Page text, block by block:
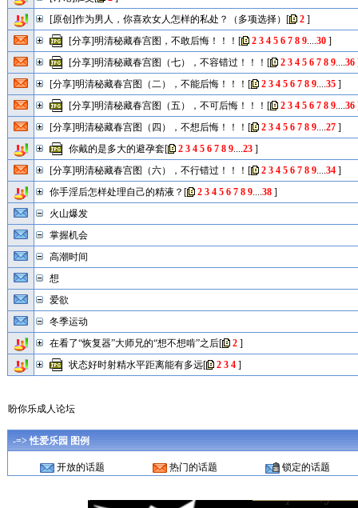
[原创]作为男人，你喜欢女人怎样的私处？（多项选择） [ 2]
[分享]明清秘藏春宫图，不敢后悔！！！ [ 2 3 4 5 6 7 8 9....30]
[分享]明清秘藏春宫图（七），不容错过！！！ [ 2 3 4 5 6 7 8 9....36
[分享]明清秘藏春宫图（二），不能后悔！！！ [ 2 3 4 5 6 7 8 9....35]
[分享]明清秘藏春宫图（五），不可后悔！！！ [ 2 3 4 5 6 7 8 9....36
[分享]明清秘藏春宫图（四），不想后悔！！！ [ 2 3 4 5 6 7 8 9....27]
你戴的是多大的避孕套[ 2 3 4 5 6 7 8 9....23]
[分享]明清秘藏春宫图（六），不行错过！！！ [ 2 3 4 5 6 7 8 9....34]
你手淫后怎样处理自己的精液？ [ 2 3 4 5 6 7 8 9....38]
火山爆发
掌握机会
高潮时间
想
爱欲
冬季运动
在看了“恢复器”大师兄的“想不想啃”之后[ 2]
状态好时射精水平距离能有多远[ 2 3 4]
盼你乐成人论坛
-=> 性爱乐园 图例
开放的话题 热门的话题 锁定的话题